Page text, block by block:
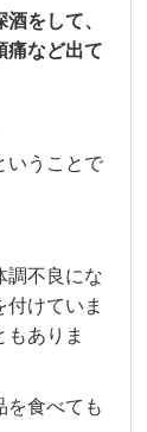
をして、
痛など出て
いうことで
調不良にな
けていま
ありま
を食べても